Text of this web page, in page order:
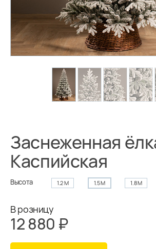
Заснеженная
Каспийская
Высота 1.2 М 1.5 М 1.8 М
В розницу
12 880 ₽